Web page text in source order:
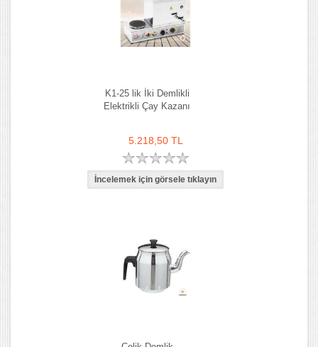
K1-25 lik İki Demlikli
Elektrikli Çay Kazanı
5.218,50 TL